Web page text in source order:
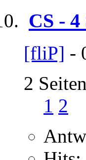
CS - 4
[fliP] -
2 Seiten
1 2